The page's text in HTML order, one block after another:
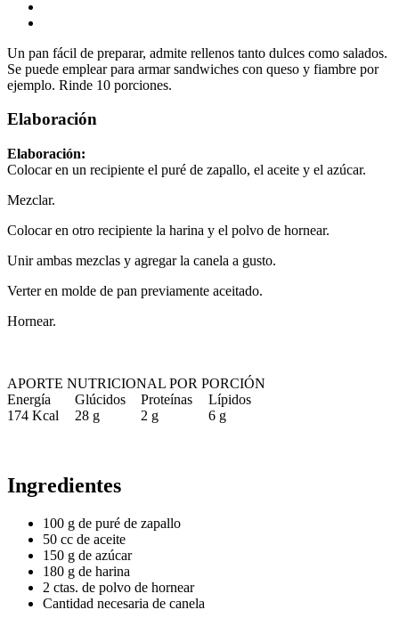
Un pan fácil de preparar, admite rellenos tanto dulces como salados.
Se puede emplear para armar sandwiches con queso y fiambre por
ejemplo. Rinde 10 porciones.
Elaboración
Elaboración:
Colocar en un recipiente el puré de zapallo, el aceite y el azúcar.
Mezclar.
Colocar en otro recipiente la harina y el polvo de hornear.
Unir ambas mezclas y agregar la canela a gusto.
Verter en molde de pan previamente aceitado.
Hornear.
APORTE NUTRICIONAL POR PORCIÓN
Energía
Glúcidos Proteínas
Lípidos
174 Kcal
28 g 2 g 6 g
Ingredientes
100 g de puré de zapallo
50 cc de aceite
150 g de azúcar
180 g de harina
2 ctas. de polvo de hornear
Cantidad necesaria de canela